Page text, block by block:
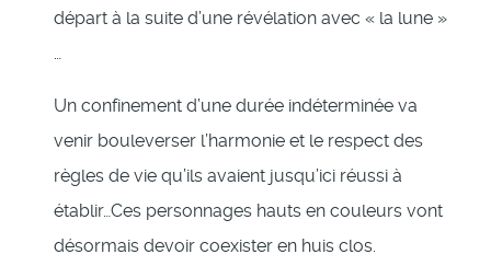
départ à la suite d’une révélation avec « la lune »
…
Un confinement d’une durée indéterminée va
venir bouleverser l’harmonie et le respect des
règles de vie qu’ils avaient jusqu’ici réussi à
établir…Ces personnages hauts en couleurs vont
désormais devoir coexister en huis clos.